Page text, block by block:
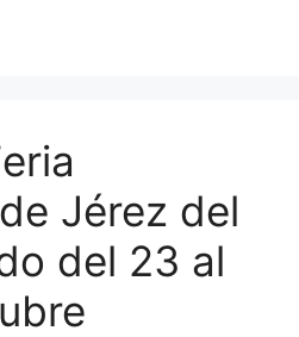
Jérez del
del 23 al